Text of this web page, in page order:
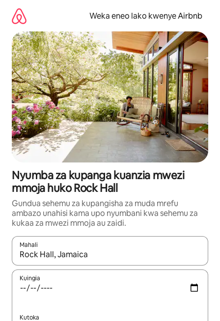
kwenda
kwenye
maudhui
Weka eneo lako kwenye Airbnb
Nyumba za kupanga kuanzia mwezi
mmoja huko Rock Hall
Gundua sehemu za kupangisha za muda mrefu
ambazo unahisi kama upo nyumbani kwa sehemu za
kukaa za mwezi mmoja au zaidi.
Mahali
Wakati matokeo yanapatikana, vinjari kwa kutumia vitufe vya
Kuingia
Kutoka